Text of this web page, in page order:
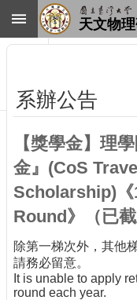
跳到主要內容區塊
回
臺
首
頁
站
導
覽
天文物
系辦公告
【獎學金】理
金』(CoS
Scholarship)
Round》（已截
除第一梯次外，其他
請務必留意。
It is unable to apply
round each year.